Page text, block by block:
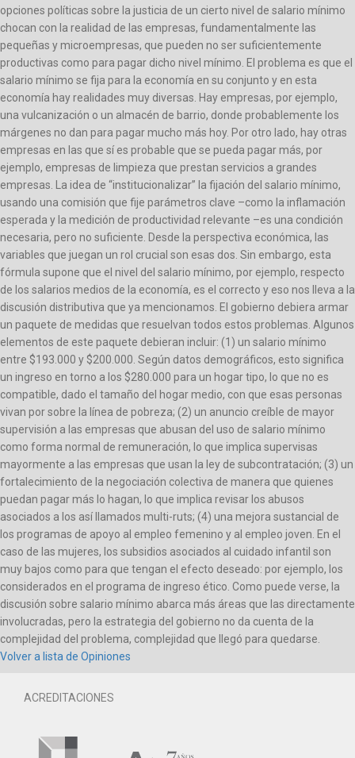
opciones políticas sobre la justicia de un cierto nivel de salario mínimo
chocan con la realidad de las empresas, fundamentalmente las
pequeñas y microempresas, que pueden no ser suficientemente
productivas como para pagar dicho nivel mínimo. El problema es que el
salario mínimo se fija para la economía en su conjunto y en esta
economía hay realidades muy diversas. Hay empresas, por ejemplo,
una vulcanización o un almacén de barrio, donde probablemente los
márgenes no dan para pagar mucho más hoy. Por otro lado, hay otras
empresas en las que sí es probable que se pueda pagar más, por
ejemplo, empresas de limpieza que prestan servicios a grandes
empresas. La idea de “institucionalizar” la fijación del salario mínimo,
usando una comisión que fije parámetros clave –como la inflamación
esperada y la medición de productividad relevante –es una condición
necesaria, pero no suficiente. Desde la perspectiva económica, las
variables que juegan un rol crucial son esas dos. Sin embargo, esta
fórmula supone que el nivel del salario mínimo, por ejemplo, respecto
de los salarios medios de la economía, es el correcto y eso nos lleva a la
discusión distributiva que ya mencionamos. El gobierno debiera armar
un paquete de medidas que resuelvan todos estos problemas. Algunos
elementos de este paquete debieran incluir: (1) un salario mínimo
entre $193.000 y $200.000. Según datos demográficos, esto significa
un ingreso en torno a los $280.000 para un hogar tipo, lo que no es
compatible, dado el tamaño del hogar medio, con que esas personas
vivan por sobre la línea de pobreza; (2) un anuncio creíble de mayor
supervisión a las empresas que abusan del uso de salario mínimo
como forma normal de remuneración, lo que implica supervisas
mayormente a las empresas que usan la ley de subcontratación; (3) un
fortalecimiento de la negociación colectiva de manera que quienes
puedan pagar más lo hagan, lo que implica revisar los abusos
asociados a los así llamados multi-ruts; (4) una mejora sustancial de
los programas de apoyo al empleo femenino y al empleo joven. En el
caso de las mujeres, los subsidios asociados al cuidado infantil son
muy bajos como para que tengan el efecto deseado: por ejemplo, los
considerados en el programa de ingreso ético. Como puede verse, la
discusión sobre salario mínimo abarca más áreas que las directamente
involucradas, pero la estrategia del gobierno no da cuenta de la
complejidad del problema, complejidad que llegó para quedarse.
Volver a lista de Opiniones
ACREDITACIONES